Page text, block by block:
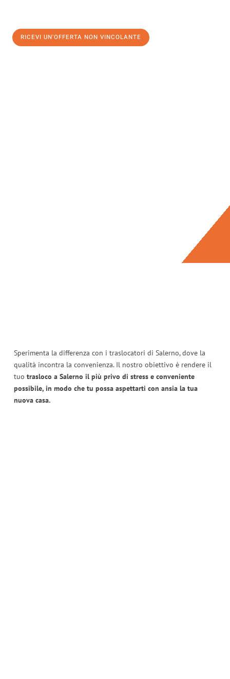
RICEVI UN'OFFERTA NON VINCOLANTE
Sperimenta la differenza con i traslocatori di Salerno, dove la
qualità incontra la convenienza. Il nostro obiettivo è rendere il
tuo trasloco a Salerno il più privo di stress e conveniente
possibile, in modo che tu possa aspettarti con ansia la tua
nuova casa.